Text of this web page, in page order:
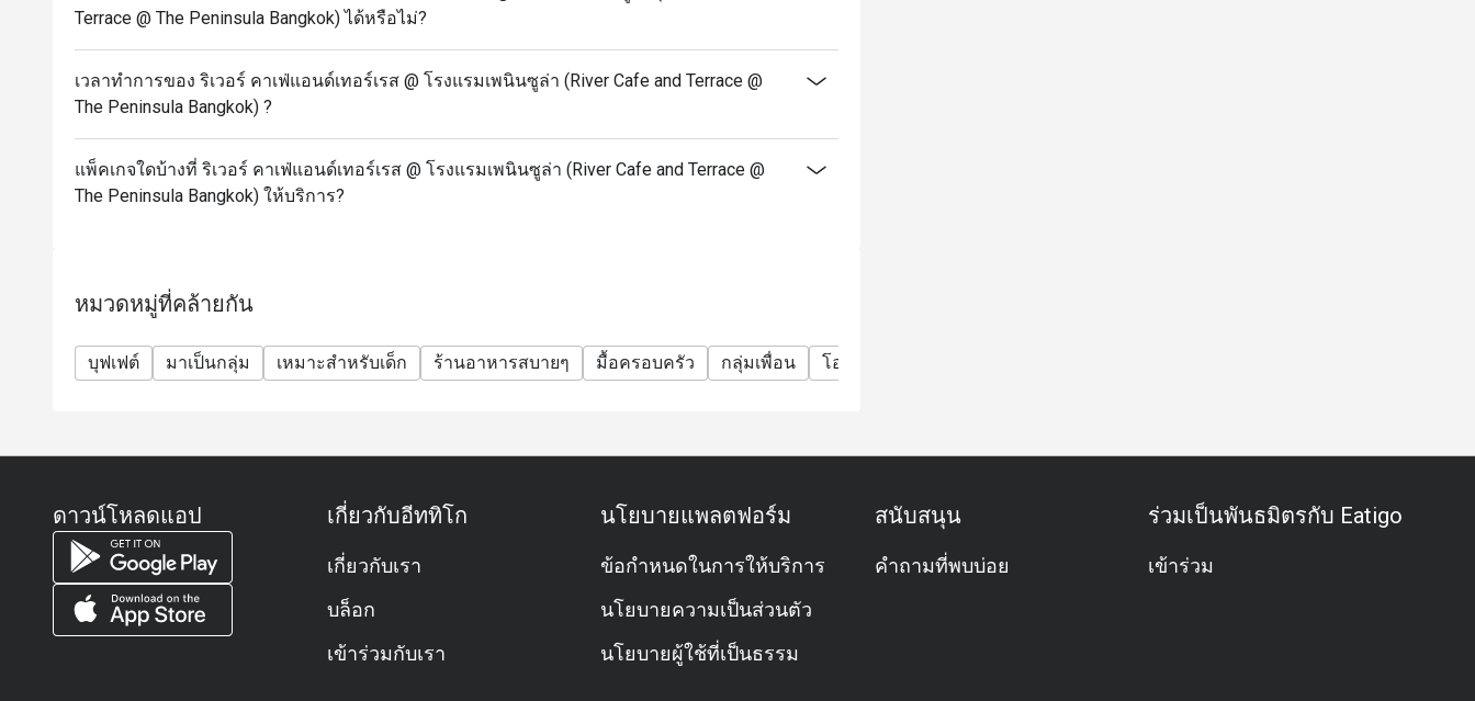
มังสวิรัติ, อาหารเรียกน้ำย่อย, อาหารคาว, ของหวาน และไอศกรีม
เงื่อนไขและข้อกำหนด
ราคาทั้งหมดเป็นสกุลเงินบาท และยังไม่รวมภาษีมูลค่าเพิ่ม (VAT) และค่าบริการ (Service Charge)
เว้นแต่จะระบุไว้เป็นอย่างอื่นในเงื่อนไขพิเศษ
ส่วนลดไม่สามารถใช้กับภาษีและค่าบริการได้
โมฆะ
นโยบายสำหรับเด็ก:
อายุ 12 ปีขึ้นไป: คิดราคาปกติเท่าผู้ใหญ่
คำถามที่พบบ่อย (FAQ)
Q1: River Cafe and Terrace เป็นร้านอาหารประเภทไหน?
A1: เป็นห้องอาหารริมน้ำที่เป็นเอกลักษณ์ของโรงแรมเพนนินซูลา กรุงเทพฯ ให้บริการอาหารไทย
และนานาชาติ มีทั้งแบบบุฟเฟต์และสั่งจากเมนู (A la carte) ลูกค้าสามารถเลือกนั่งได้ทั้งโซนด้านใน
หรือโซนระเบียงริมน้ำเพื่อชมวิวแม่น้ำเจ้าพระยา
Q2: เวลาเปิด-ปิดคือช่วงไหนบ้าง?
Terrace @ The Peninsula Bangkok) ได้หรือไม่?
เวลาทำการของ ริเวอร์ คาเฟ่แอนด์เทอร์เรส @ โรงแรมเพนินซูล่า (River Cafe and Terrace @
The Peninsula Bangkok) ?
แพ็คเกจใดบ้างที่ ริเวอร์ คาเฟ่แอนด์เทอร์เรส @ โรงแรมเพนินซูล่า (River Cafe and Terrace @
The Peninsula Bangkok) ให้บริการ?
หมวดหมู่ที่คล้ายกัน
บุฟเฟต์ มาเป็นกลุ่ม เหมาะสำหรับเด็ก ร้านอาหารสบายๆ มื้อครอบครัว กลุ่มเพื่อน โอกาสพิเศษ
ดาวน์โหลดแอป เกี่ยวกับอีททิโก
เกี่ยวกับเรา
บล็อก
เข้าร่วมกับเรา
นโยบายแพลตฟอร์ม
ข้อกำหนดในการให้บริการ
นโยบายความเป็นส่วนตัว
นโยบายผู้ใช้ที่เป็นธรรม
สนับสนุน
คำถามที่พบบ่อย
ร่วมเป็นพันธมิตรกับ Eatigo
เข้าร่วม